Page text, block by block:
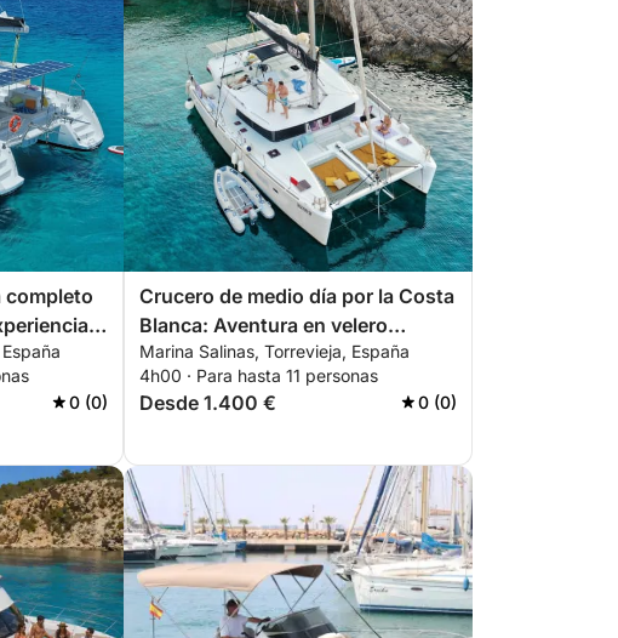
completo
y La
0 (0)
Crucero de medio día por la Costa
Blanca: Aventura en velero
personalizada desde Torrevieja a
Tabarca y La Manga
Marina Salinas, Torrevieja, España
4h00 · Para hasta 11 personas
Desde 1.400 € 0 (0)